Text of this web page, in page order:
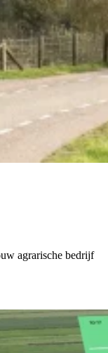
agrarische bedrijf